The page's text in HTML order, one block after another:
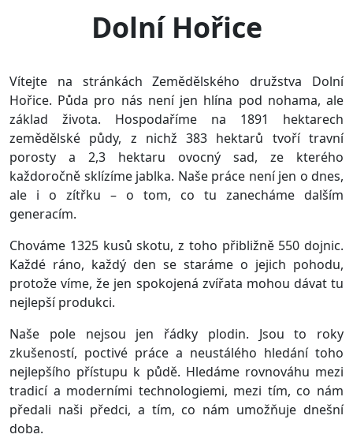
Dolní Hořice
Vítejte na stránkách Zemědělského družstva Dolní
Hořice. Půda pro nás není jen hlína pod nohama, ale
základ života. Hospodaříme na 1891 hektarech
zemědělské půdy, z nichž 383 hektarů tvoří travní
porosty a 2,3 hektaru ovocný sad, ze kterého
každoročně sklízíme jablka. Naše práce není jen o dnes,
ale i o zítřku – o tom, co tu zanecháme dalším
generacím.
Chováme 1325 kusů skotu, z toho přibližně 550 dojnic.
Každé ráno, každý den se staráme o jejich pohodu,
protože víme, že jen spokojená zvířata mohou dávat tu
nejlepší produkci.
Naše pole nejsou jen řádky plodin. Jsou to roky
zkušeností, poctivé práce a neustálého hledání toho
nejlepšího přístupu k půdě. Hledáme rovnováhu mezi
tradicí a moderními technologiemi, mezi tím, co nám
předali naši předci, a tím, co nám umožňuje dnešní
doba.